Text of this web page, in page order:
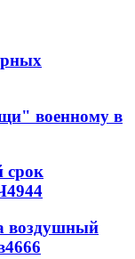
военному в
срок
4944
воздушный
4666